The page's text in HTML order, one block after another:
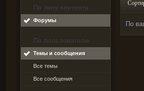
По типу контента
Форумы
По пользователю
Темы и сообщения
Все темы
Все сообщения
По